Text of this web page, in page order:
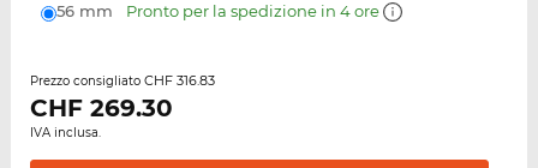
56 mm Pronto per la spedizione in 4 ore
Prezzo consigliato CHF 316.83
CHF 269.30
IVA inclusa.